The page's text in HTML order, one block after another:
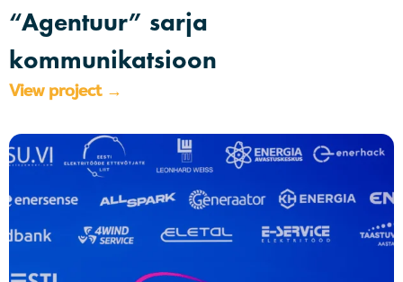
“Agentuur” sarja
kommunikatsioon
View project →